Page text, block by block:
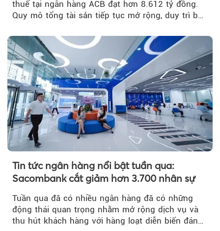
thuế tại ngân hàng ACB đạt hơn 8.612 tỷ đồng.
Quy mô tổng tài sản tiếp tục mở rộng, duy trì bộ
Tin tức ngân hàng nổi bật tuần qua:
Sacombank cắt giảm hơn 3.700 nhân sự
Tuần qua đã có nhiều ngân hàng đã có những
động thái quan trọng nhằm mở rộng dịch vụ và
thu hút khách hàng với hàng loạt diễn biến đáng